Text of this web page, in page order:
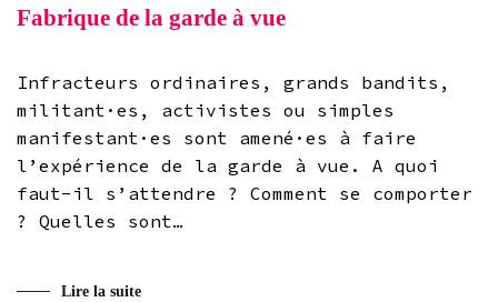
Fabrique de la garde à vue
Infracteurs ordinaires, grands bandits,
militant·es, activistes ou simples
manifestant·es sont amené·es à faire
l’expérience de la garde à vue. A quoi
faut-il s’attendre ? Comment se comporter
? Quelles sont…
Lire la suite